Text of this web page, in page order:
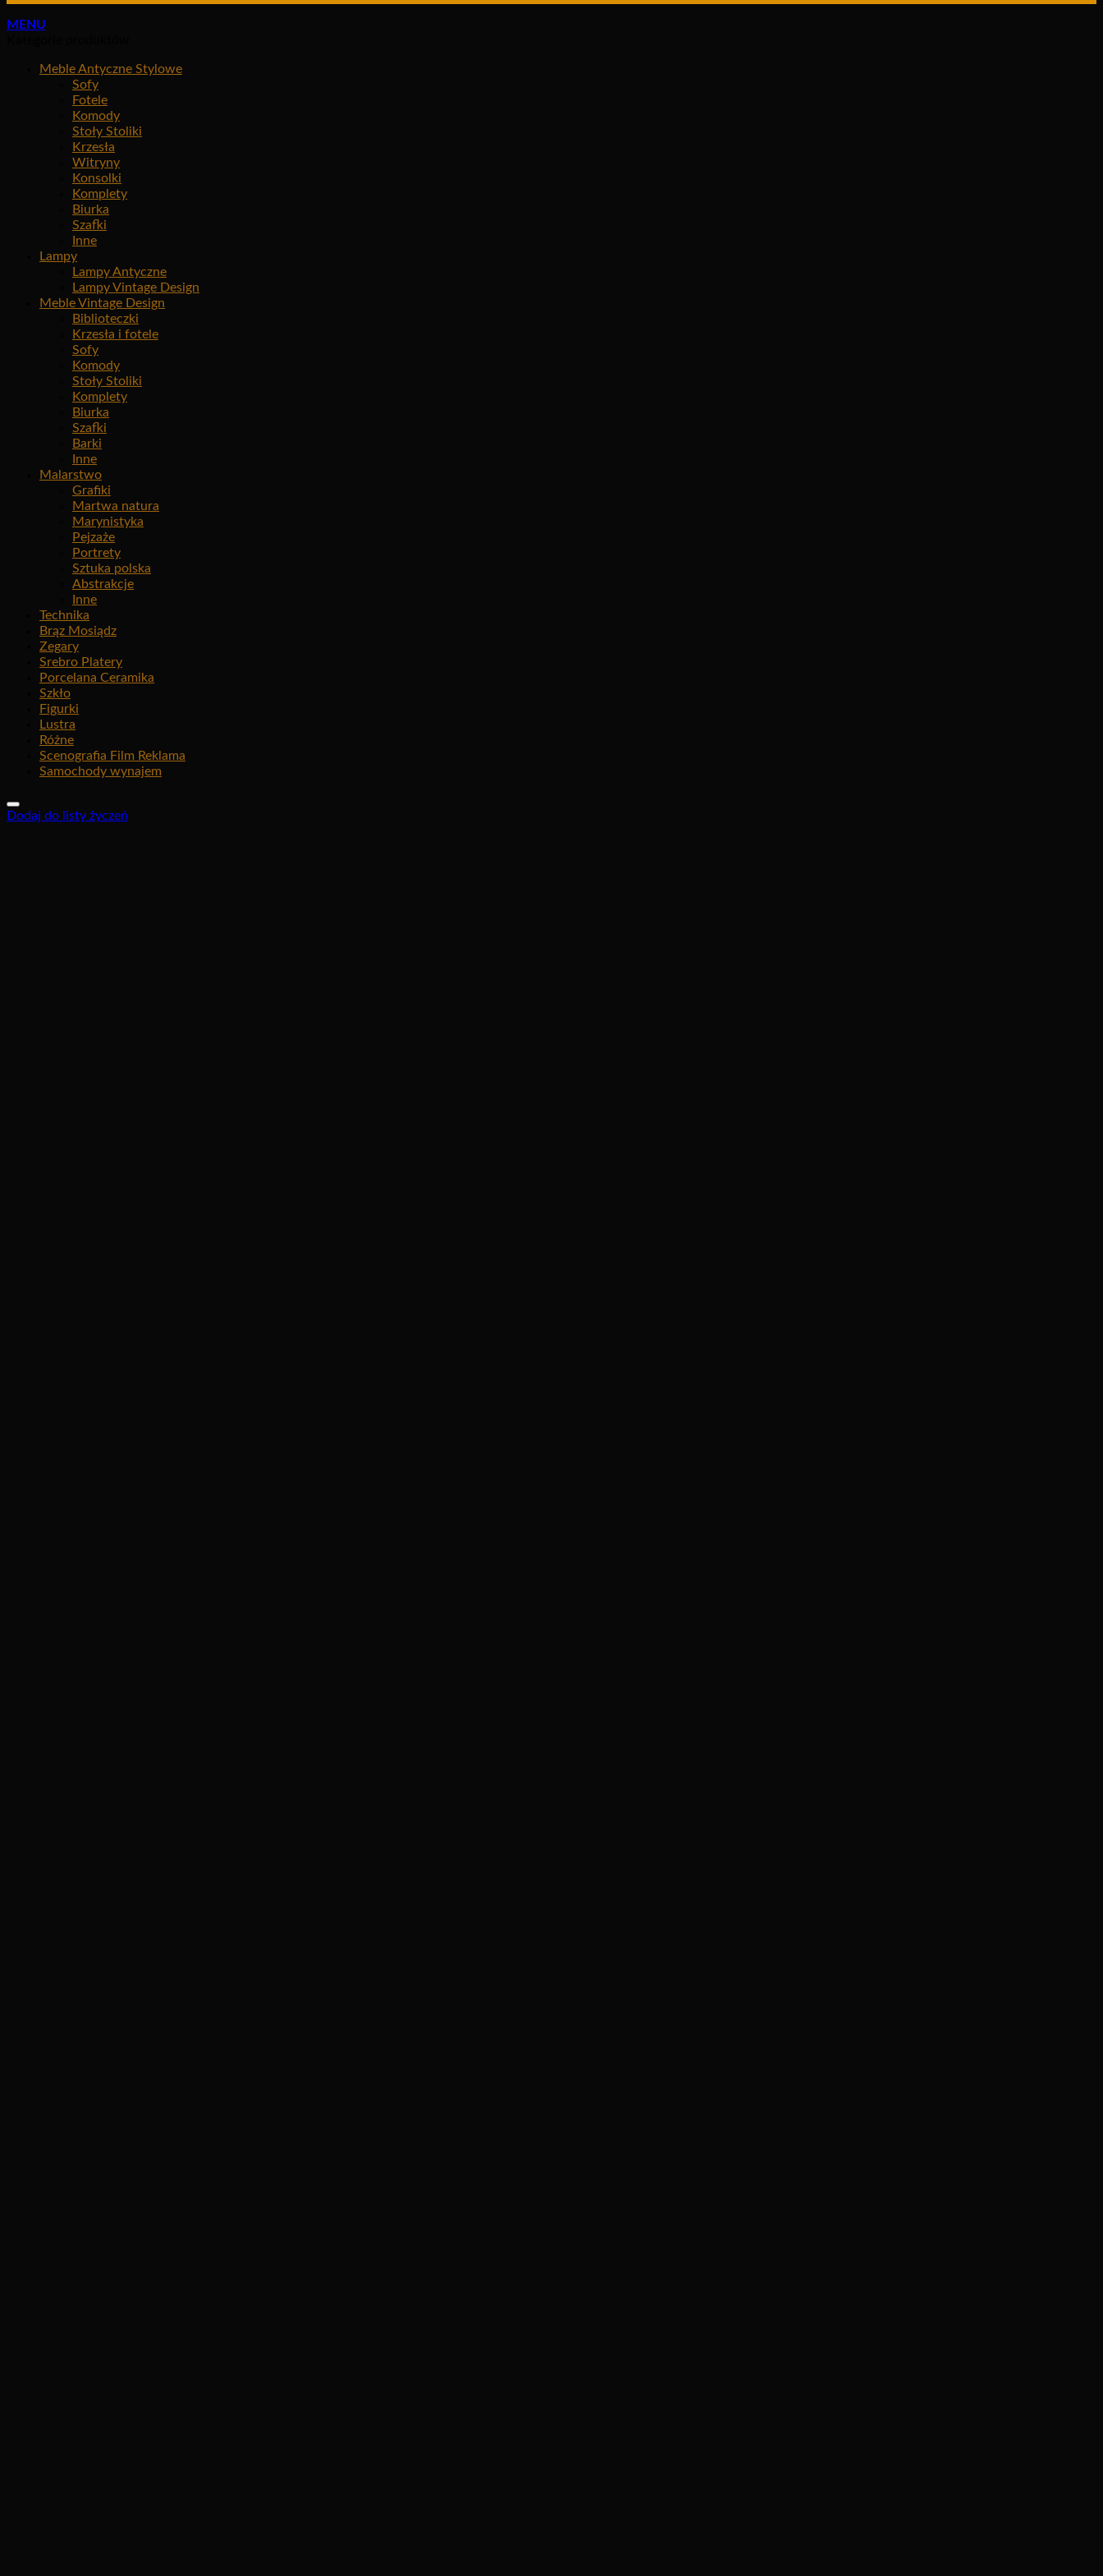
MENU
Meble Antyczne Stylowe
Sofy
Fotele
Komody
Stoły Stoliki
Krzesła
Witryny
Konsolki
Komplety
Biurka
Szafki
Inne
Lampy
Lampy Antyczne
Lampy Vintage Design
Meble Vintage Design
Biblioteczki
Krzesła i fotele
Sofy
Komody
Stoły Stoliki
Komplety
Biurka
Szafki
Barki
Inne
Malarstwo
Grafiki
Martwa natura
Marynistyka
Pejzaże
Portrety
Sztuka polska
Abstrakcje
Inne
Technika
Brąz Mosiądz
Zegary
Srebro Platery
Porcelana Ceramika
Szkło
Figurki
Lustra
Różne
Scenografia Film Reklama
Samochody wynajem
Dodaj do listy życzeń